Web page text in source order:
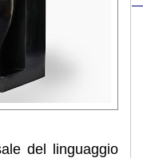
del linguaggio